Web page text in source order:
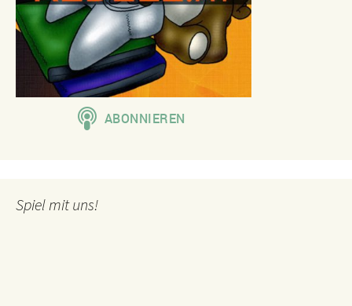
Spiel mit uns!